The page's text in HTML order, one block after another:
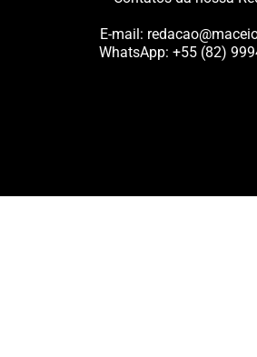
E-mail:
WhatsApp: +55 (82)